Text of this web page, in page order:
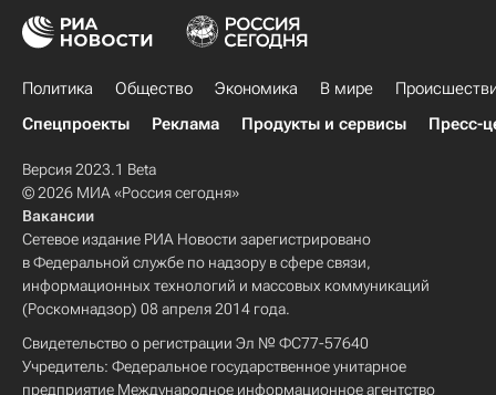
Политика Общество Экономика В мире
Спецпроекты
Реклама Продукты и сервисы Пресс-
Версия 2023.1 Beta
© 2026 МИА «Россия сегодня»
Вакансии
Сетевое издание РИА Новости зарегистрировано
в Федеральной службе по надзору в сфере связи,
информационных технологий и массовых коммуникаций
(Роскомнадзор) 08 апреля 2014 года.
Свидетельство о регистрации Эл № ФС77-57640
Учредитель: Федеральное государственное унитарное
предприятие Международное информационное агентство